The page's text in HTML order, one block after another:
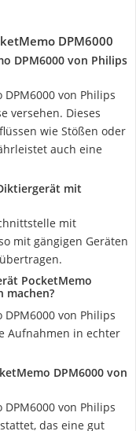
DPM6000
DPM6000 von Philips
von Philips
versehen. Dieses
wie Stößen oder
auch eine
mit
mit
mit gängigen Geräten
PocketMemo
machen?
von Philips
Aufnahmen in echter
DPM6000 von
von Philips
das eine gut